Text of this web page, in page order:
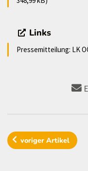
Links
Pressemitteilung: LK
vorigerArtikel